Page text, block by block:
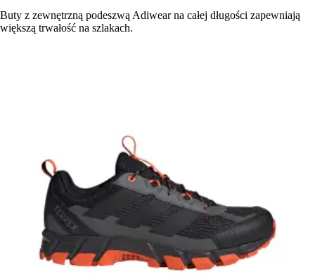
Buty z zewnętrzną podeszwą Adiwear na całej długości zapewniają
większą trwałość na szlakach.